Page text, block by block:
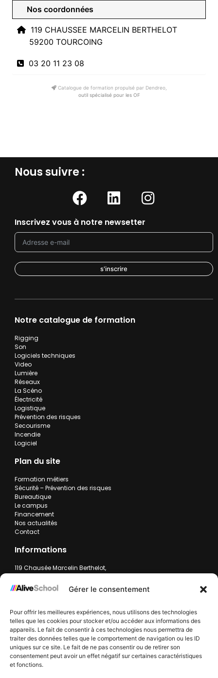
Gérer le consentement
Pour offrir les meilleures expériences, nous utilisons des technologies
telles que les cookies pour stocker et/ou accéder aux informations des
appareils. Le fait de consentir à ces technologies nous permettra de
traiter des données telles que le comportement de navigation ou les ID
uniques sur ce site. Le fait de ne pas consentir ou de retirer son
consentement peut avoir un effet négatif sur certaines caractéristiques
et fonctions.
Nos coordonnées
119 CHAUSSEE MARCELIN BERTHELOT
59200 TOURCOING
03 20 11 23 08
Catalogue de formation propulsé par Dendreo,
outil spécialisé pour les OF
Notre catalogue de formation
Rigging
Son
Logiciels techniques
Video
Lumière
Réseaux
La Scéno
Électricité
Logistique
Prévention des risques
Secourisme
Incendie
Logiciel
Plan du site
Formation métiers
Sécurité – Prévention des risques
Bureautique
Le campus
Financement
Nos actualités
Contact
Informations
119 Chausée Marcelin Berthelot,
contact.alive-school@group-alive.com
+33 3 20 11 23 08
Formulaire de contact
Lun-ven : 9:00 - 18:00
Politique des cookies Politique de confidentialitéMentions légales
Nos financeurs :
Nous suivre :​
Inscrivez vous à notre newsetter
s'inscrire